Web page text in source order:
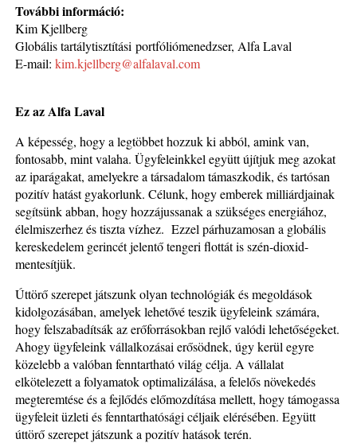
További információ:
Kim Kjellberg
Globális tartálytisztítási portfóliómenedzser, Alfa Laval
E-mail:kim.kjellberg@alfalaval.com
Ez az Alfa Laval
A képesség, hogy a legtöbbet hozzuk ki abból, amink van,
fontosabb, mint valaha. Ügyfeleinkkel együtt újítjuk meg azokat
az iparágakat, amelyekre a társadalom támaszkodik, és tartósan
pozitív hatást gyakorlunk. Célunk, hogy emberek milliárdjainak
segítsünk abban, hogy hozzájussanak a szükséges energiához,
élelmiszerhez és tiszta vízhez. Ezzel párhuzamosan a globális
kereskedelem gerincét jelentő tengeri flottát is szén-dioxid-
mentesítjük.
Úttörő szerepet játszunk olyan technológiák és megoldások
kidolgozásában, amelyek lehetővé teszik ügyfeleink számára,
hogy felszabadítsák az erőforrásokban rejlő valódi lehetőségeket.
Ahogy ügyfeleink vállalkozásai erősödnek, úgy kerül egyre
közelebb a valóban fenntartható világ célja. A vállalat
elkötelezett a folyamatok optimalizálása, a felelős növekedés
megteremtése és a fejlődés előmozdítása mellett, hogy támogassa
ügyfeleit üzleti és fenntarthatósági céljaik elérésében. Együtt
úttörő szerepet játszunk a pozitív hatások terén.